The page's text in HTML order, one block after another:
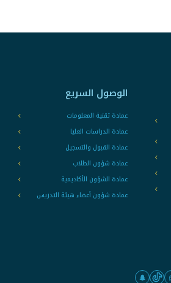
الوصول السريع
عمادة تقنية المعلومات
عمادة الدراسات العليا
عمادة القبول والتسجيل
عمادة شؤون الطلاب
عمادة الشؤون الأكاديمية
عمادة شؤون أعضاء هيئة التدريس